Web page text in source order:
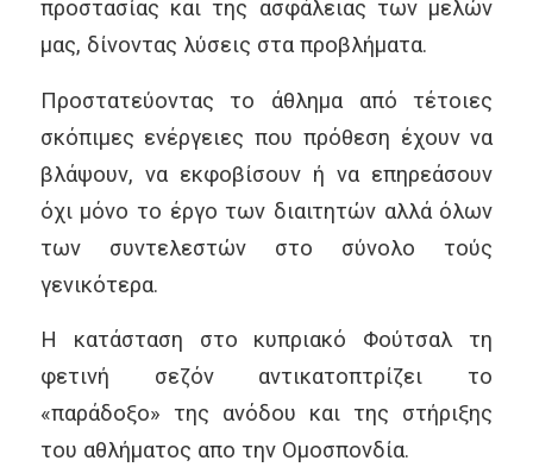
προστασίας και της ασφάλειας των μελών
μας, δίνοντας λύσεις στα προβλήματα.
Προστατεύοντας το άθλημα από τέτοιες
σκόπιμες ενέργειες που πρόθεση έχουν να
βλάψουν, να εκφοβίσουν ή να επηρεάσουν
όχι μόνο το έργο των διαιτητών αλλά όλων
των συντελεστών στο σύνολο τούς
γενικότερα.
Η κατάσταση στο κυπριακό Φούτσαλ τη
φετινή σεζόν αντικατοπτρίζει το
«παράδοξο» της ανόδου και της στήριξης
του αθλήματος απο την Ομοσπονδία.